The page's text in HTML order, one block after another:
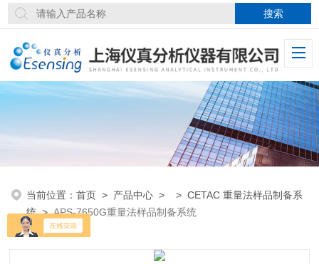
当前位置：首页 > 产品中心 > >CETAC 重量法样品制备系
统>APS-7650G重量法样品制备系统